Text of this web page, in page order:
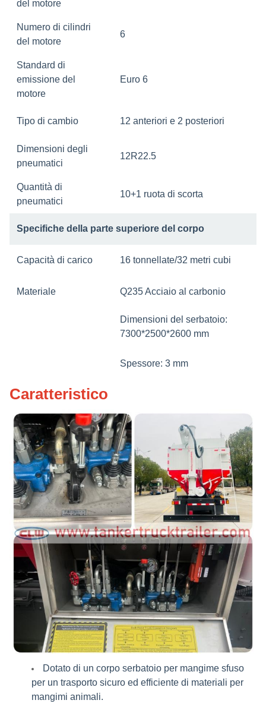
del motore
Numero di cilindri
del motore
6
Standard di
emissione del
motore
Euro 6
Tipo di cambio 12 anteriori e 2 posteriori
Dimensioni degli
pneumatici
12R22.5
Quantità di
pneumatici
10+1 ruota di scorta
Specifiche della parte superiore del corpo
Capacità di carico 16 tonnellate/32 metri cubi
Materiale Q235 Acciaio al carbonio
Funzione
Dimensioni del serbatoio:
7300*2500*2600 mm
Spessore: 3 mm
Velocità di scarico (kg/min):
580-700
Il colore e il logo possono
essere facoltativi
Caratteristico
Dotato di un corpo serbatoio per mangime sfuso
per un trasporto sicuro ed efficiente di materiali per
mangimi animali.